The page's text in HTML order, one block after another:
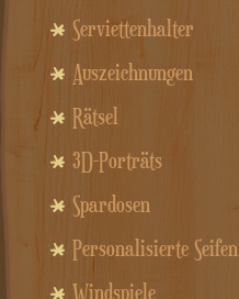
Serviettenhalter
Auszeichnungen
Rätsel
3D-Porträts
Spardosen
Personalisierte Seifen
Windspiele